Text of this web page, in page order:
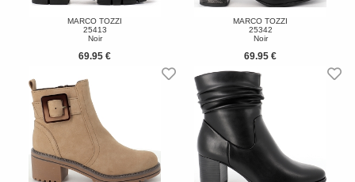
MARCO TOZZI
25413
Noir
69.95 €
MARCO TOZZI
25342
Noir
69.95 €